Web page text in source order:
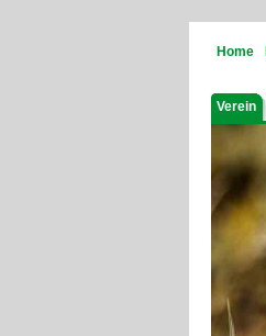
Home
Verein